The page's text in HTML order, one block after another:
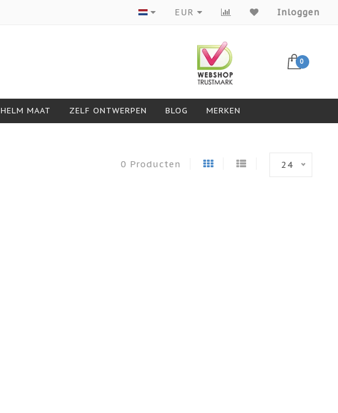
Producten van topmerken
EUR Inloggen
0
HELM MAAT ZELF ONTWERPEN BLOG MERKEN
0 Producten 24